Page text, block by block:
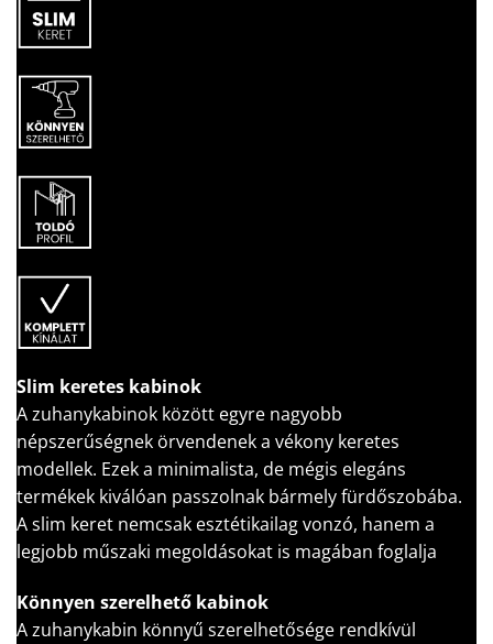
Slim keretes kabinok
A zuhanykabinok között egyre nagyobb
népszerűségnek örvendenek a vékony keretes
modellek. Ezek a minimalista, de mégis elegáns
termékek kiválóan passzolnak bármely fürdőszobába.
A slim keret nemcsak esztétikailag vonzó, hanem a
legjobb műszaki megoldásokat is magában foglalja
Könnyen szerelhető kabinok
A zuhanykabin könnyű szerelhetősége rendkívül